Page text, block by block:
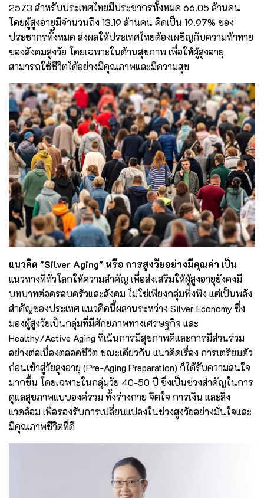
2573 สำหรับประเทศไทยมีประชากรทั้งหมด 66.05 ล้านคน
โดยผู้สูงอายุมีจำนวนถึง 13.19 ล้านคน คิดเป็น 19.97% ของ
ประชากรทั้งหมด ส่งผลให้ประเทศไทยต้องเผชิญกับความท้าทาย
ของสังคมสูงวัย โดยเฉพาะในด้านสุขภาพ เพื่อให้ผู้สูงอายุ
สามารถใช้ชีวิตได้อย่างมีคุณภาพและมีความสุข
แนวคิด "Silver Aging" หรือ การสูงวัยอย่างมีคุณค่า เป็น
แนวทางที่ทั่วโลกให้ความสำคัญ เพื่อส่งเสริมให้ผู้สูงอายุยังคงมี
บทบาทต่อครอบครัวและสังคม ไม่ใช่เพียงกลุ่มพึ่งพิง แต่เป็นพลัง
สำคัญของประเทศ แนวคิดนี้ผสานระหว่าง Silver Economy ซึ่ง
มองผู้สูงวัยเป็นกลุ่มที่มีศักยภาพทางเศรษฐกิจ และ
Healthy/Active Aging ที่เน้นการมีสุขภาพดีและการมีส่วนร่วม
อย่างต่อเนื่องตลอดชีวิต ขณะเดียวกัน แนวคิดเรื่อง การเตรียมตัว
ก่อนเข้าสู่วัยสูงอายุ (Pre-Aging Preparation) ก็ได้รับความสนใจ
มากขึ้น โดยเฉพาะในกลุ่มวัย 40-50 ปี ซึ่งเป็นช่วงสำคัญในการ
ดูแลสุขภาพแบบองค์รวม ทั้งร่างกาย จิตใจ การเงิน และสิ่ง
แวดล้อม เพื่อรองรับการเปลี่ยนแปลงในช่วงสูงวัยอย่างมั่นใจและ
มีคุณภาพชีวิตที่ดี